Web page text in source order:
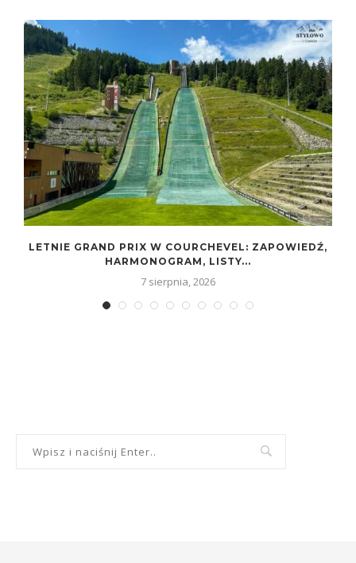
LETNIE GRAND PRIX W COURCHEVEL: ZAPOWIEDŹ,
HARMONOGRAM, LISTY...
7 sierpnia, 2026